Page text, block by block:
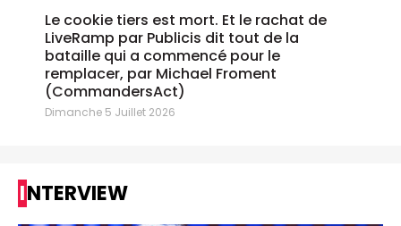
Le cookie tiers est mort. Et le rachat de
LiveRamp par Publicis dit tout de la
bataille qui a commencé pour le
remplacer, par Michael Froment
(CommandersAct)
Dimanche 5 Juillet 2026
INTERVIEW